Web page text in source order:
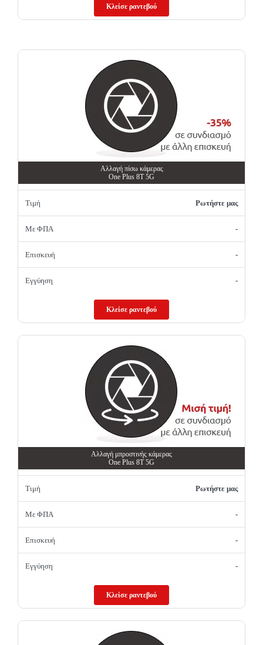
Κλείσε ραντεβού
Αλλαγή πίσω κάμερας
One Plus 8T 5G
Τιμή Ρωτήστε μας
Με ΦΠΑ -
Επισκευή -
Εγγύηση -
Κλείσε ραντεβού
Αλλαγή μπροστινής κάμερας
One Plus 8T 5G
Τιμή Ρωτήστε μας
Με ΦΠΑ -
Επισκευή -
Εγγύηση -
Κλείσε ραντεβού